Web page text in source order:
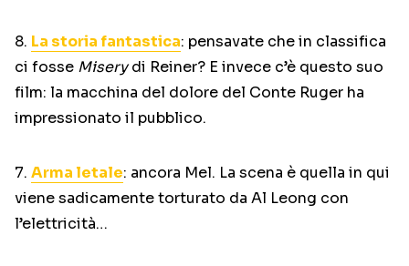
8. La storia fantastica: pensavate che in classifica
ci fosse Miserydi Reiner? E invece c’è questo suo
film: la macchina del dolore del Conte Ruger ha
impressionato il pubblico.
7. Arma letale: ancora Mel. La scena è quella in qui
viene sadicamente torturato da Al Leong con
l’elettricità…